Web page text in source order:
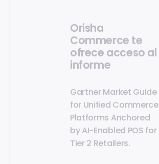
Orisha
Commerce te
ofrece acceso al
informe
Gartner Market Guide
for Unified Commerce
Platforms Anchored
by AI-Enabled POS for
Tier 2 Retailers.